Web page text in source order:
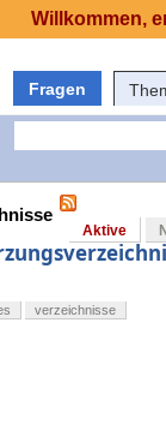
Fragen
Aktive
verzeichnisse
Willkommen,